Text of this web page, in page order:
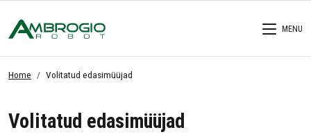
MENU
Home Volitatud edasimüüjad
Volitatud edasimüüjad